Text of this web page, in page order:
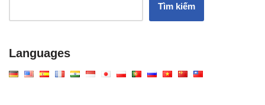
Tìm kiếm
Languages